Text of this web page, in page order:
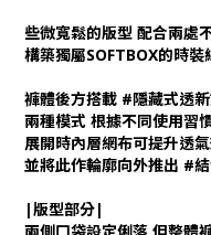
些微寬鬆的版型 配合兩處
構築獨屬SOFTBOX的時裝
褲體後方搭載 #隱藏式透
兩種模式 根據不同使用習
展開時內層網布可提升透
並將此作輪廓向外推出 #
|版型部分|